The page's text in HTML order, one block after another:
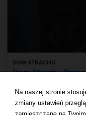
DOM STRACHU
Dom Strachu
Na naszej stronie
zmiany ustawień
zamieszczane na